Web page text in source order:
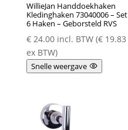
WillieJan Handdoekhaken
Kledinghaken 73040006 – Set
6 Haken – Geborsteld RVS
€24.00 incl. BTW (€19.83
ex BTW)
Snelle weergave